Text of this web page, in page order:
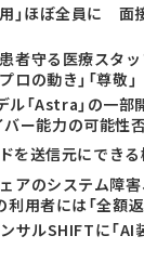
」ほぼ全員に 面
患者守る医療スタ
の動き」「尊敬」
ル「Astra」の一
バー能力の可能性
を送信元にでき
アのシステム障
用者には「全額返
サルSHIFTに「AI